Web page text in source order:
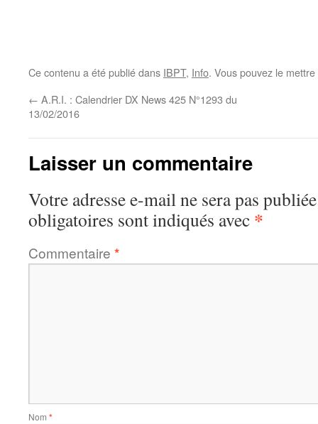
Ce contenu a été publié dans IBPT, Info. Vous pouvez le
← A.R.I. : Calendrier DX News 425 N°1293 du
13/02/2016
Laisser un commentaire
Votre adresse e-mail ne sera pas
obligatoires sont indiqués avec *
Commentaire *
Nom *